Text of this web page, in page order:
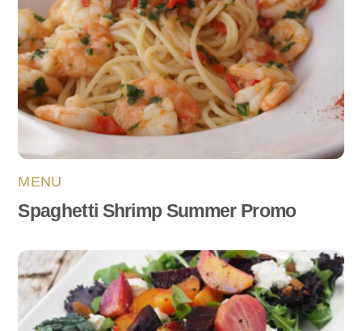
MENU
Spaghetti Shrimp Summer Promo